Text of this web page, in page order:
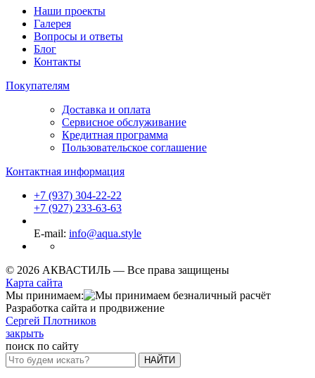
Наши проекты
Галерея
Вопросы и ответы
Блог
Контакты
Покупателям
Доставка и оплата
Сервисное обслуживание
Кредитная программа
Пользовательское соглашение
Контактная информация
+7 (937) 304-22-22
+7 (927) 233-63-63
E-mail: info@aqua.style
© 2026 АКВАСТИЛЬ — Все права защищены
Карта сайта
Мы принимаем:
Разработка сайта и продвижение
Сергей Плотников
закрыть
поиск по сайту
НАЙТИ